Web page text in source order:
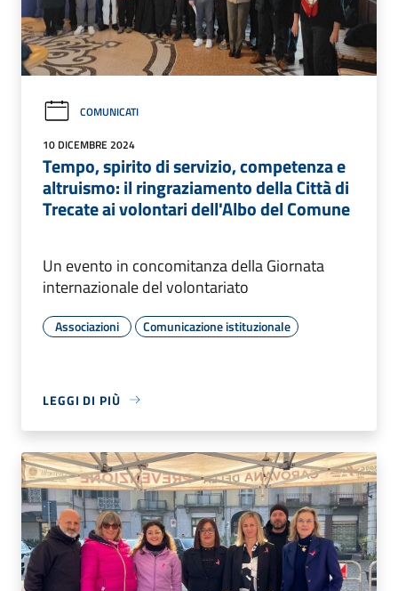
COMUNICATI
10 DICEMBRE 2024
Tempo, spirito di servizio, competenza e
altruismo: il ringraziamento della Città di
Trecate ai volontari dell'Albo del Comune
Un evento in concomitanza della Giornata
internazionale del volontariato
Associazioni Comunicazione istituzionale
LEGGI DI PIÙ